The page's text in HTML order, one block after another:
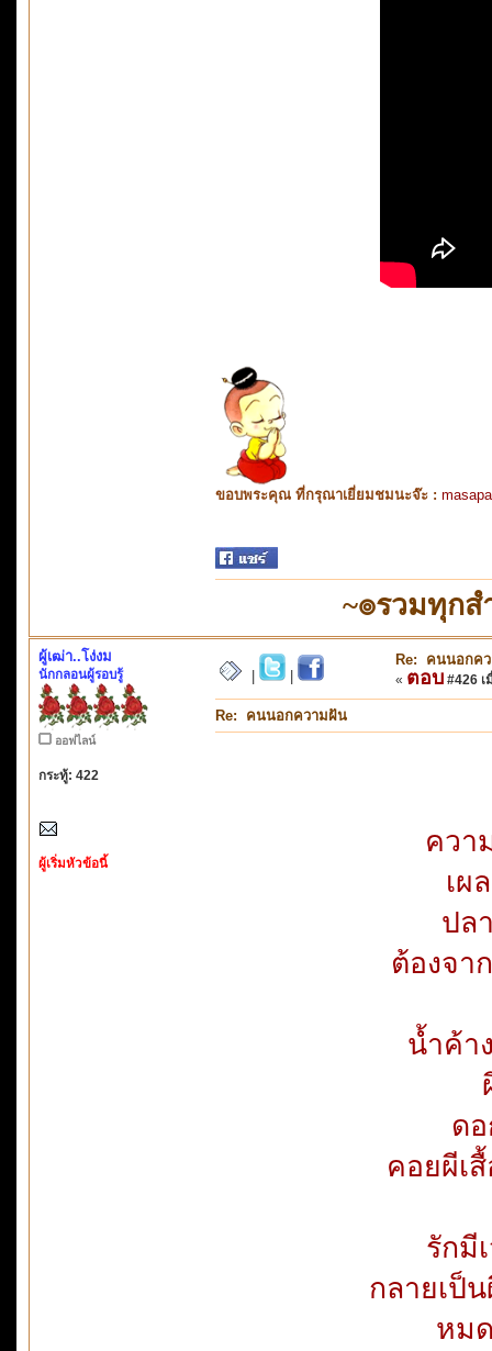
ขอบพระคุณ ที่กรุณาเยี่ยมชมนะจ๊ะ :
~๏รวมทุก
ผู้เฒ่า..โง่งม
นักกลอนผู้รอบรู้
ออฟไลน์
กระทู้: 422
ผู้เริ่มหัวข้อนี้
Re: คนนอกค
« ตอบ #426 เ
Re: คนนอกความฝัน
ควา
เผ
ปล
ต้องจา
น้ำค้า
ด
คอยผีเ
รักมี
กลายเป็
หม